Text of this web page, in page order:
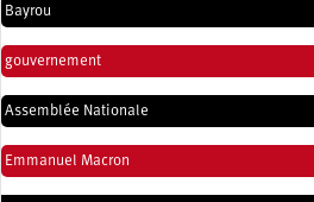
Bayrou
gouvernement
Assemblée Nationale
Emmanuel Macron